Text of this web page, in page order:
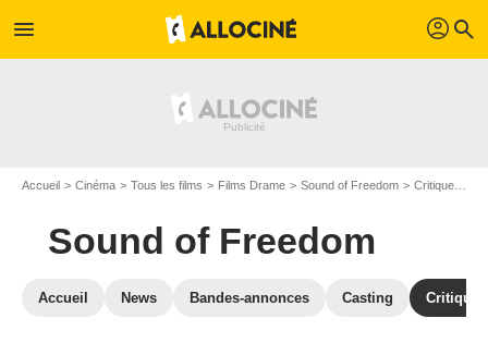
menu profil search
Accueil Cinéma Tous les films Films Drame Sound of Freedom Critiques Sound of Freedom
Sound of Freedom
Accueil News Bandes-annonces Casting